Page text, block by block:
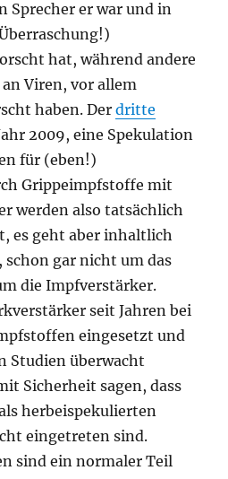
Sprecher er war und in
hat, während andere
Viren, vor allem
haben. Derdritte
2009, eine Spekulation
für (eben!)
Grippeimpfstoffe mit
werden also tatsächlich
es geht aber inhaltlich
gar nicht um das
die Impfverstärker.
seit Jahren bei
eingesetzt und
Studien überwacht
Sicherheit sagen, dass
herbeispekulierten
eingetreten sind.
sind ein normaler Teil